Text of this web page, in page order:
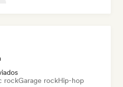
rockGarage rockHip-hop